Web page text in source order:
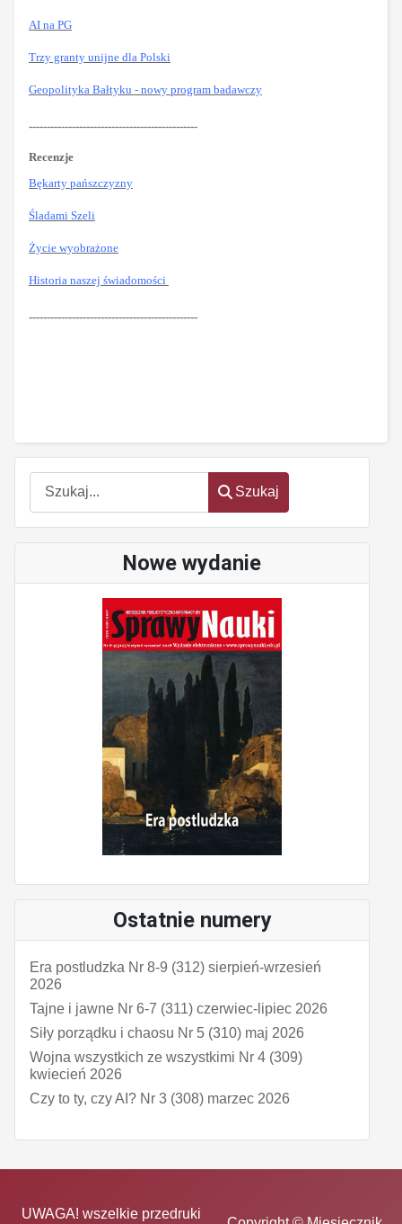
Szukaj
Szukaj
Nowe wydanie
Ostatnie numery
Era postludzka Nr 8-9 (312) sierpień-wrzesień
2026
Tajne i jawne Nr 6-7 (311) czerwiec-lipiec 2026
Siły porządku i chaosu Nr 5 (310) maj 2026
Wojna wszystkich ze wszystkimi Nr 4 (309)
kwiecień 2026
Czy to ty, czy AI? Nr 3 (308) marzec 2026
AI na PG
Trzy granty unijne dla Polski
Geopolityka Bałtyku - nowy program badawczy
-----------------------------------------------
Recenzje
Bękarty pańszczyzny
Śladami Szeli
Życie wyobrażone
Historia naszej świadomości
-----------------------------------------------
UWAGA! wszelkie przedruki